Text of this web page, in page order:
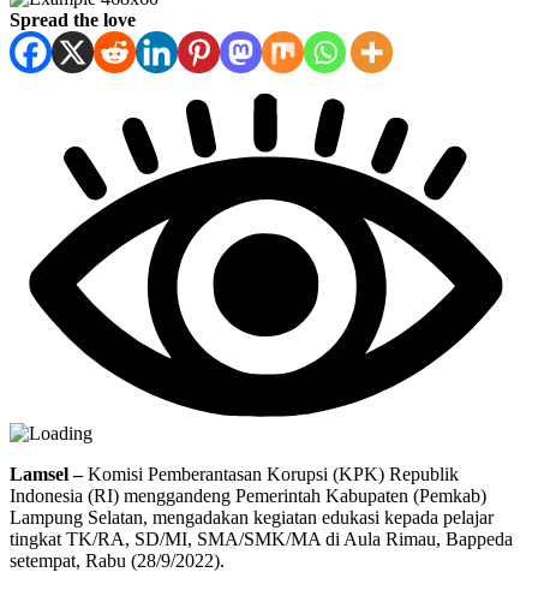
Spread the love
Lamsel –Komisi Pemberantasan Korupsi (KPK) Republik
Indonesia (RI) menggandeng Pemerintah Kabupaten (Pemkab)
Lampung Selatan, mengadakan kegiatan edukasi kepada pelajar
tingkat TK/RA, SD/MI, SMA/SMK/MA di Aula Rimau, Bappeda
setempat, Rabu (28/9/2022).